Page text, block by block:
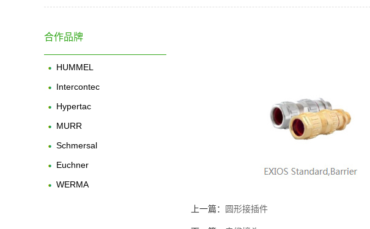
合作品牌
HUMMEL
Intercontec
Hypertac
MURR
Schmersal
Euchner
WERMA
上一篇： 圆形接插件